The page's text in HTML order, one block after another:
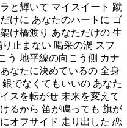
と輝いて マイスイート 蹴
けに あなたのハートに ゴ
け橋渡り あなただけの 生
止まない 喝采の渦 スフ
う 地平線の向こう側 カナ
なたに決めているの 全身
でなくてもいいの あなた
スを転がせ 未来を変えて
るから 笛が鳴っても 旗が
オフサイド 走り出した 恋